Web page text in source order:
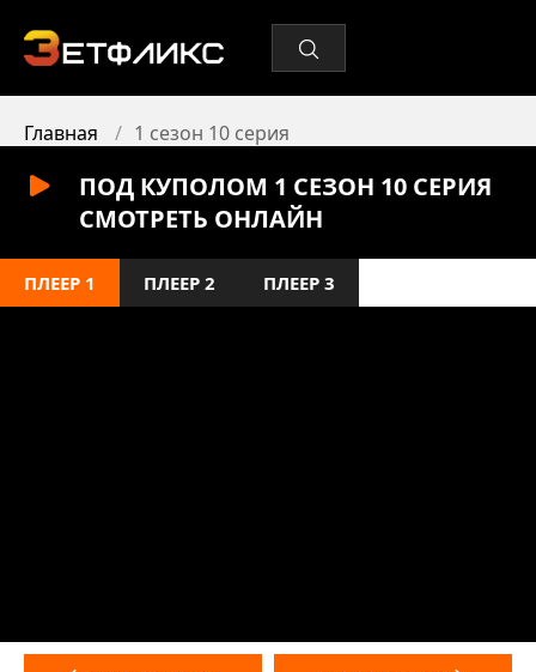
Главная 1 сезон 10 серия
ПОД КУПОЛОМ 1 СЕЗОН 10 СЕРИЯ
СМОТРЕТЬ ОНЛАЙН
ПЛЕЕР 1 ПЛЕЕР 2 ПЛЕЕР 3